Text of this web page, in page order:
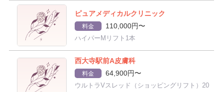
ピュアメディカルクリニック
料金 110,000円〜
ハイパーMリフト1本
西大寺駅前A皮膚科
料金 64,900円〜
ウルトラVスレッド（ショッピングリフト）20